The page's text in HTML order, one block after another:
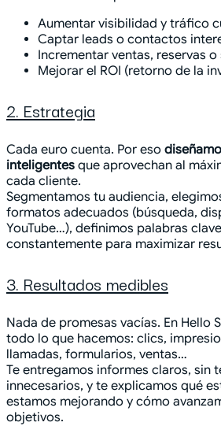
Aumentar visibilidad y tráfico
Captar leads o contactos
Incrementar ventas, reservas
Mejorar el ROI (retorno de la
2. Estrategia
Cada euro cuenta. Por eso
inteligentes que aprovechan al
cada cliente.
Segmentamos tu audiencia,
formatos adecuados (búsqueda,
YouTube…), definimos palabras
constantemente para maximizar
3. Resultados medibles
Nada de promesas vacías. En Hello
todo lo que hacemos: clics,
llamadas, formularios, ventas…
Te entregamos informes claros, sin
innecesarios, y te explicamos qué
estamos mejorando y cómo
objetivos.